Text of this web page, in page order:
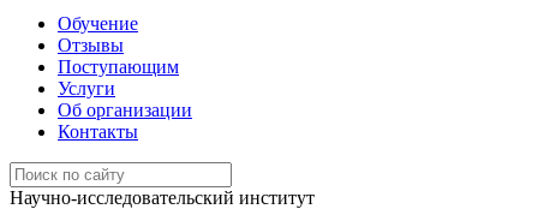
Обучение
Отзывы
Поступающим
Услуги
Об организации
Контакты
Научно-исследовательский институт